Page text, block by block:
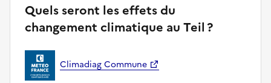
Quels seront les effets du
changement climatique au Teil ?
Climadiag Commune